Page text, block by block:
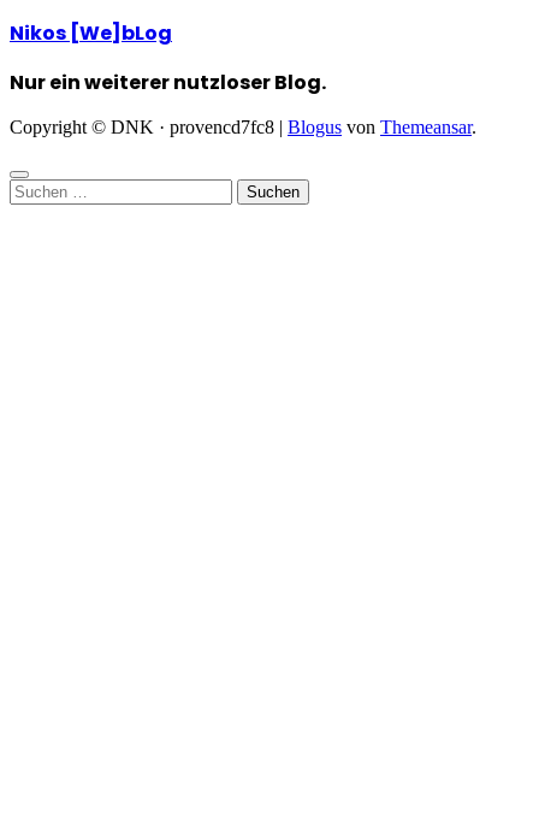
Nikos [We]bLog
Nur ein weiterer nutzloser Blog.
Copyright © DNK · provencd7fc8 | Blogus von Themeansar.
Suchen
nach: